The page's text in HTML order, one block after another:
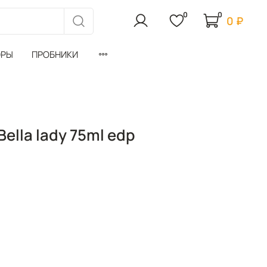
0 0 0 ₽
ПРОБНИКИ
lady 75ml edp